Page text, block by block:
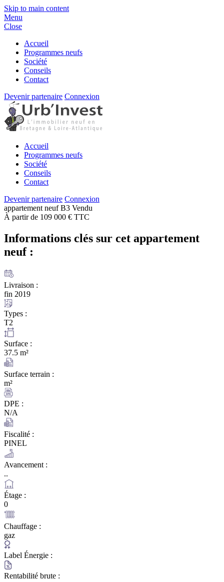
Skip to main content
Menu
Close
Accueil
Programmes neufs
Société
Conseils
Contact
Devenir partenaire Connexion
Accueil
Programmes neufs
Société
Conseils
Contact
Devenir partenaire Connexion
appartement neufB3 Vendu
À partir de 109 000 € TTC
Informations clés sur cet appartement
neuf :
Livraison :
fin 2019
Types :
T2
Surface :
37.5 m²
Surface terrain :
m²
DPE :
N/A
Fiscalité :
PINEL
Avancement :
..
Étage :
0
Chauffage :
gaz
Label Énergie :
Rentabilité brute :